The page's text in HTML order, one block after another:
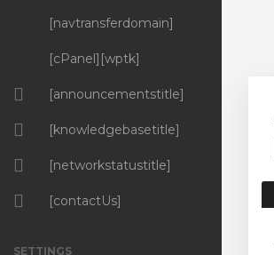
[navtransferdomain]
[cPanel][wptk]
[announcementstitle]
[knowledgebasetitle]
[networkstatustitle]
[contactUs]
SETTINGS